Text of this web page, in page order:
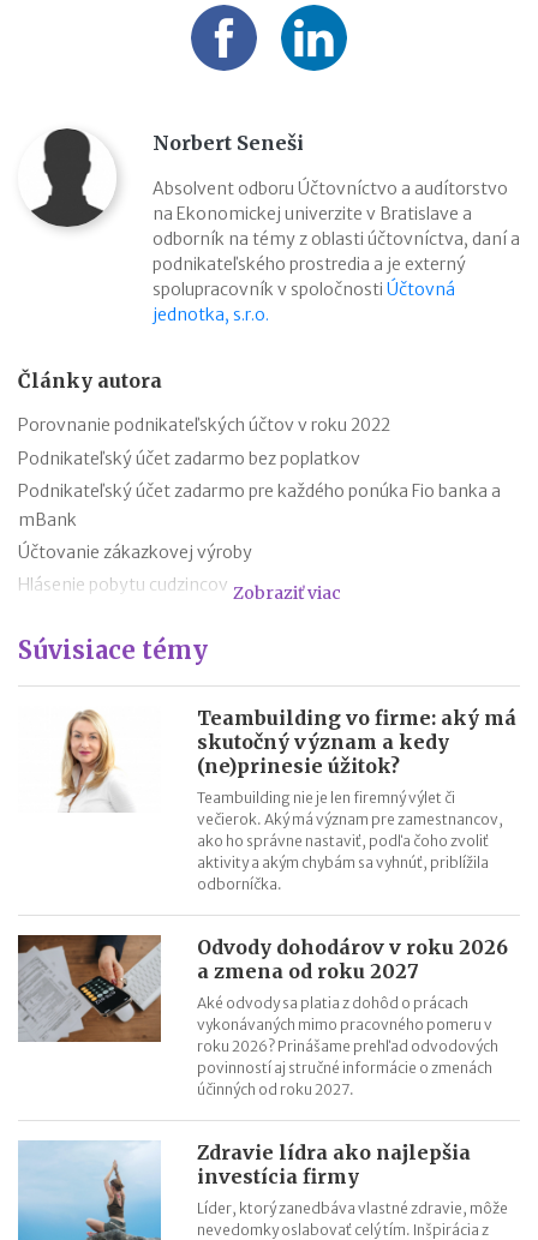
Norbert Seneši
Absolvent odboru Účtovníctvo a audítorstvo
na Ekonomickej univerzite v Bratislave a
odborník na témy z oblasti účtovníctva, daní a
podnikateľského prostredia a je externý
spolupracovník v spoločnosti Účtovná
jednotka, s.r.o.
Články autora
Porovnanie podnikateľských účtov v roku 2022
Podnikateľský účet zadarmo bez poplatkov
Podnikateľský účet zadarmo pre každého ponúka Fio banka a
mBank
Účtovanie zákazkovej výroby
Hlásenie pobytu cudzincov
Cestovné náhrady pri elektromobiloch
Odpisovanie elektromobilov a elektrobicyklov
Kontroly v oblasti registratúry
Registratúrny plán a registratúrny poriadok
Zobraziť viac
Súvisiace témy
Teambuilding vo firme: aký má
skutočný význam a kedy
(ne)prinesie úžitok?
Teambuilding nie je len firemný výlet či
večierok. Aký má význam pre zamestnancov,
ako ho správne nastaviť, podľa čoho zvoliť
aktivity a akým chybám sa vyhnúť, priblížila
odborníčka.
Odvody dohodárov v roku 2026
a zmena od roku 2027
Aké odvody sa platia z dohôd o prácach
vykonávaných mimo pracovného pomeru v
roku 2026? Prinášame prehľad odvodových
povinností aj stručné informácie o zmenách
účinných od roku 2027.
Zdravie lídra ako najlepšia
investícia firmy
Líder, ktorý zanedbáva vlastné zdravie, môže
nevedomky oslabovať celý tím. Inšpirácia z